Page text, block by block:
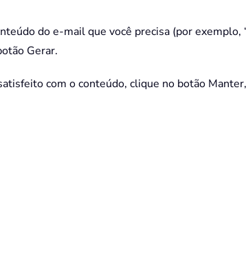
do e-mail que você precisa (por
Gerar.
com o conteúdo, clique no botão